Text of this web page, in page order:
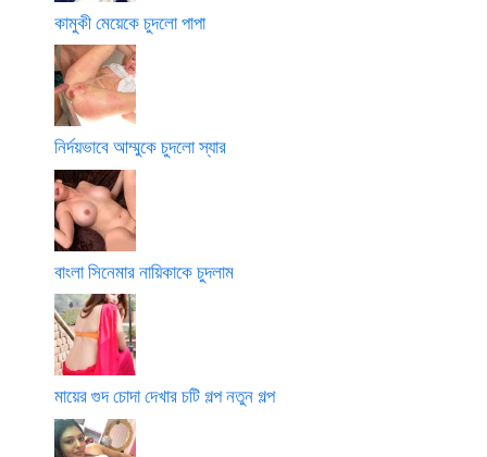
কামুকী মেয়েকে চুদলো পাপা
নির্দয়ভাবে আম্মুকে চুদলো স্যার
বাংলা সিনেমার নায়িকাকে চুদলাম
মায়ের গুদ চোদা দেখার চটি গল্প নতুন গল্প